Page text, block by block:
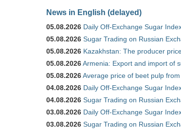
News in English (delayed)
05.08.2026 Daily Off-Exchange Sugar
05.08.2026 Sugar Trading on Russian
05.08.2026 Kazakhstan: The producer
05.08.2026Armenia: Export and import of
05.08.2026Average price of beet pulp
04.08.2026 Daily Off-Exchange Sugar
04.08.2026 Sugar Trading on Russian
03.08.2026 Daily Off-Exchange Sugar
03.08.2026 Sugar Trading on Russian